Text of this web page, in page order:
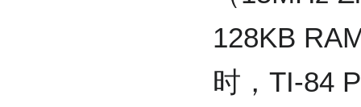
128KB
时，TI-84